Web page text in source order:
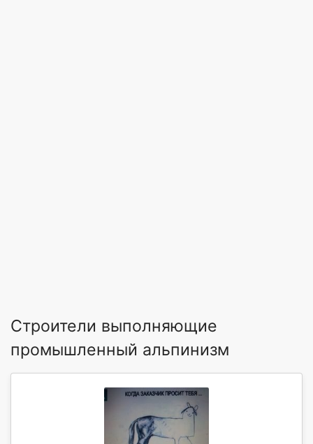
Строители выполняющие
промышленный альпинизм